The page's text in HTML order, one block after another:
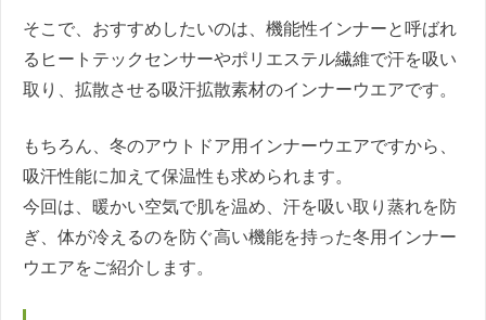
そこで、おすすめしたいのは、機能性インナーと呼ばれ
るヒートテックセンサーやポリエステル繊維で汗を吸い
取り、拡散させる吸汗拡散素材のインナーウエアです。
もちろん、冬のアウトドア用インナーウエアですから、
吸汗性能に加えて保温性も求められます。
今回は、暖かい空気で肌を温め、汗を吸い取り蒸れを防
ぎ、体が冷えるのを防ぐ高い機能を持った冬用インナー
ウエアをご紹介します。